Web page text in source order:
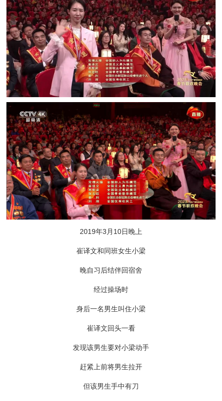
2019年3月10日晚上
崔译文和同班女生小梁
晚自习后结伴回宿舍
经过操场时
身后一名男生叫住小梁
崔译文回头一看
发现该男生要对小梁动手
赶紧上前将男生拉开
但该男生手中有刀